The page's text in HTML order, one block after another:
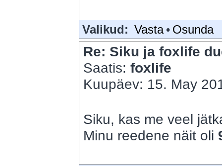
Valikud: Vasta • Osunda
Re: Siku ja foxlife
Saatis: foxlife
Kuupäev: 15. May
Siku, kas me veel
Minu reedene näit oli